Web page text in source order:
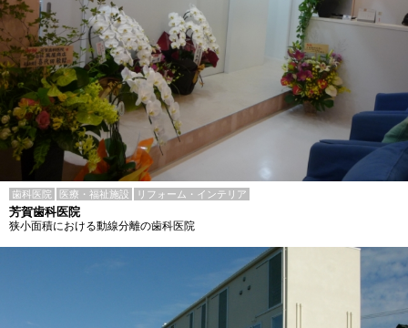
歯科医院 医療・福祉施設 リフォーム・インテリア
芳賀歯科医院
狭小面積における動線分離の歯科医院